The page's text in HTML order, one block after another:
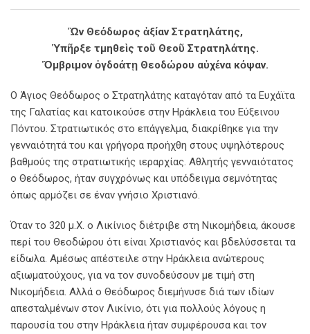
Ὢν Θεόδωρος ἀξίαν Στρατηλάτης,
Ὑπῆρξε τμηθεὶς τοῦ Θεοῦ Στρατηλάτης.
Ὄμβριμον ὀγδοάτῃ Θεοδώρου αὐχένα κόψαν.
O Άγιος Θεόδωρος ο Στρατηλάτης καταγόταν από τα Ευχάϊτα
της Γαλατίας και κατοικούσε στην Ηράκλεια του Εύξεινου
Πόντου. Στρατιωτικός στο επάγγελμα, διακρίθηκε για την
γενναιότητά του και γρήγορα προήχθη στους υψηλότερους
βαθμούς της στρατιωτικής ιεραρχίας. Αθλητής γενναιότατος
ο Θεόδωρος, ήταν συγχρόνως και υπόδειγμα σεμνότητας
όπως αρμόζει σε έναν γνήσιο Χριστιανό.
Όταν το 320 μ.Χ. ο Λικίνιος διέτριβε στη Νικομήδεια, άκουσε
περί του Θεοδώρου ότι είναι Χριστιανός και βδελύσσεται τα
είδωλα. Αμέσως απέστειλε στην Ηράκλεια ανώτερους
αξιωματούχους, για να τον συνοδεύσουν με τιμή στη
Νικομήδεια. Αλλά ο Θεόδωρος διεμήνυσε διά των ιδίων
απεσταλμένων στον Λικίνιο, ότι για πολλούς λόγους η
παρουσία του στην Ηράκλεια ήταν συμφέρουσα και τον